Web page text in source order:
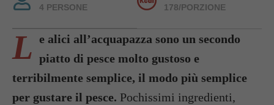
4 PERSONE
178/PORZIONE
L e alici all’acquapazza sono un secondo
piatto di pesce molto gustoso e
terribilmente semplice, il modo più semplice
per gustare il pesce. Pochissimi ingredienti,